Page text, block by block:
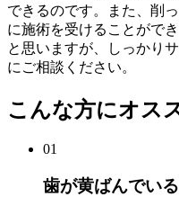
できるのです。また、削
に施術を受けることがで
と思いますが、しっかり
にご相談ください。
こんな方にオス
01
歯が黄ばんでいる​